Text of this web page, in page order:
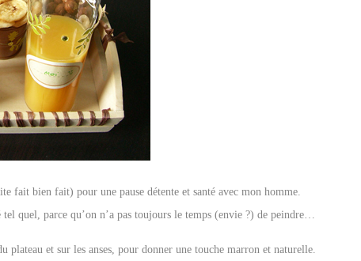
fait bien fait) pour une pause détente et santé avec mon homme.
quel, parce qu’on n’a pas toujours le temps (envie ?) de peindre…
plateau et sur les anses, pour donner une touche marron et naturelle.